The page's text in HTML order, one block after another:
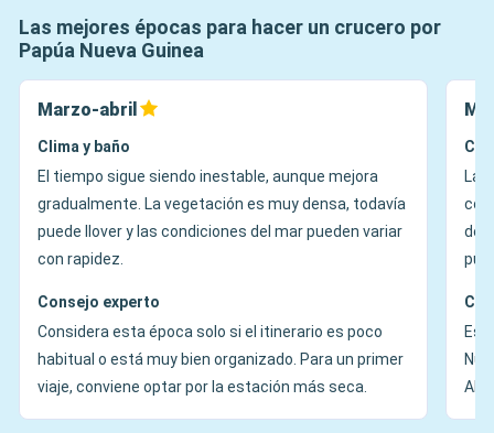
Las mejores épocas para hacer un crucero por
Papúa Nueva Guinea
Marzo-abril
Clima y baño
El tiempo sigue siendo inestable, aunque mejora
gradualmente. La vegetación es muy densa, todavía
puede llover y las condiciones del mar pueden variar
con rapidez.
Consejo experto
Considera esta época solo si el itinerario es poco
habitual o está muy bien organizado. Para un primer
viaje, conviene optar por la estación más seca.
La
Es